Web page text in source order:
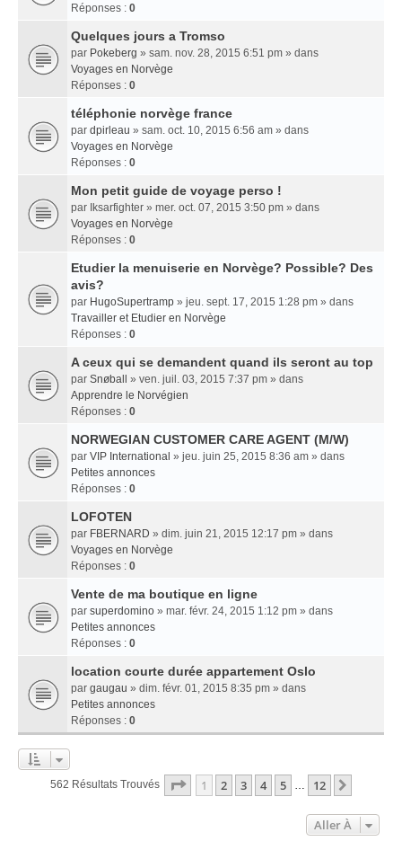
Réponses : 0
Quelques jours a Tromso
par Pokeberg » sam. nov. 28, 2015 6:51 pm » dans
Voyages en Norvège
Réponses : 0
téléphonie norvège france
par dpirleau » sam. oct. 10, 2015 6:56 am » dans
Voyages en Norvège
Réponses : 0
Mon petit guide de voyage perso !
par Iksarfighter » mer. oct. 07, 2015 3:50 pm » dans
Voyages en Norvège
Réponses : 0
Etudier la menuiserie en Norvège? Possible? Des
avis?
par HugoSupertramp » jeu. sept. 17, 2015 1:28 pm » dans
Travailler et Etudier en Norvège
Réponses : 0
A ceux qui se demandent quand ils seront au top
par Snøball
» ven. juil. 03, 2015 7:37 pm » dans
Apprendre le Norvégien
Réponses : 0
NORWEGIAN CUSTOMER CARE AGENT (M/W)
par VIP International » jeu. juin 25, 2015 8:36 am » dans
Petites annonces
Réponses : 0
LOFOTEN
par FBERNARD » dim. juin 21, 2015 12:17 pm » dans
Voyages en Norvège
Réponses : 0
Vente de ma boutique en ligne
par superdomino » mar. févr. 24, 2015 1:12 pm » dans
Petites annonces
Réponses : 0
location courte durée appartement Oslo
par gaugau » dim. févr. 01, 2015 8:35 pm » dans
Petites annonces
Réponses : 0
562 Résultats Trouvés Page 1Sur
1 2 3 4 5 … 12
Aller À